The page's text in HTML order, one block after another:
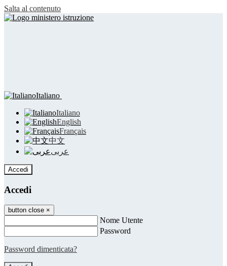
Salta al contenuto
Italiano
Italiano
English
Français
中文
عربى
Accedi
Accedi
button close ×
Nome Utente
Password
Password dimenticata?